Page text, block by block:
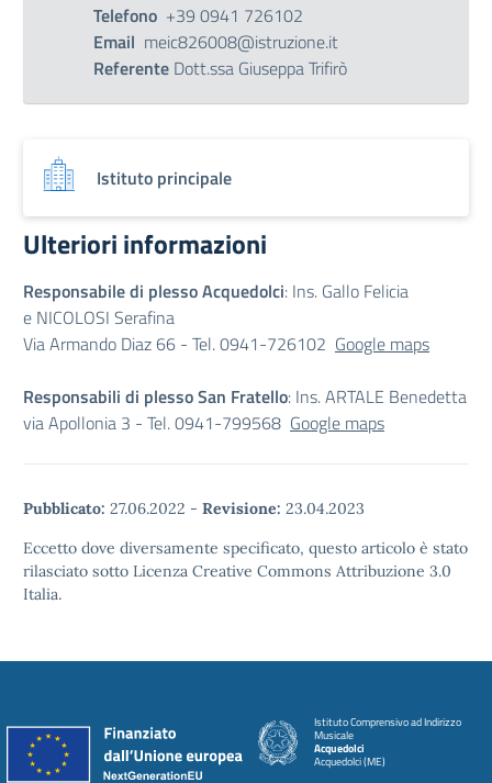
Telefono +39 0941 726102
Email meic826008@istruzione.it
Referente Dott.ssa Giuseppa Trifirò
Istituto principale
Ulteriori informazioni
Responsabile di plesso Acquedolci: Ins. Gallo Felicia
e NICOLOSI Serafina
Via Armando Diaz 66 - Tel. 0941-726102 Google maps
Responsabili di plesso San Fratello: Ins. ARTALE Benedetta
via Apollonia 3 - Tel. 0941-799568 Google maps
Pubblicato: 27.06.2022 - Revisione: 23.04.2023
Eccetto dove diversamente specificato, questo articolo è stato
rilasciato sotto Licenza Creative Commons Attribuzione 3.0
Italia.
Istituto Comprensivo ad Indirizzo
Musicale
Acquedolci
Acquedolci (ME)